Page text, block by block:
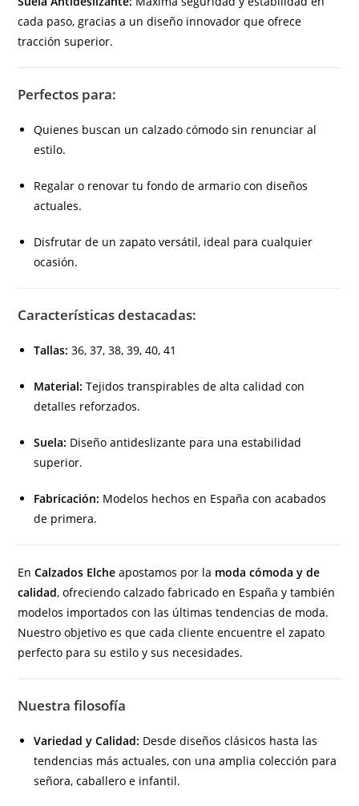
cada paso, gracias a un diseño innovador que ofrece
tracción superior.
Perfectos para:
Quienes buscan un calzado cómodo sin renunciar al
estilo.
Regalar o renovar tu fondo de armario con diseños
actuales.
Disfrutar de un zapato versátil, ideal para cualquier
ocasión.
Características destacadas:
Tallas: 36, 37, 38, 39, 40, 41
Material: Tejidos transpirables de alta calidad con
detalles reforzados.
Suela: Diseño antideslizante para una estabilidad
superior.
Fabricación: Modelos hechos en España con acabados
de primera.
EnCalzados Elche apostamos por la moda cómoda y de
calidad, ofreciendo calzado fabricado en España y también
modelos importados con las últimas tendencias de moda.
Nuestro objetivo es que cada cliente encuentre el zapato
perfecto para su estilo y sus necesidades.
Nuestra filosofía
Variedad y Calidad: Desde diseños clásicos hasta las
tendencias más actuales, con una amplia colección para
señora, caballero e infantil.